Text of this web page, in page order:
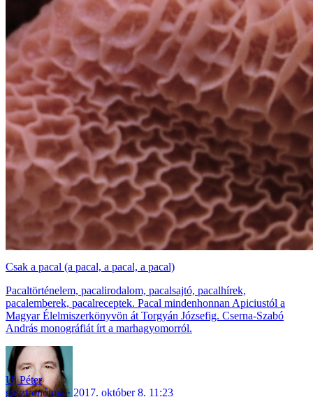
Csak a pacal (a pacal, a pacal, a pacal)
Pacaltörténelem, pacalirodalom, pacalsajtó, pacalhírek,
pacalemberek, pacalreceptek. Pacal mindenhonnan Apiciustól a
Magyar Élelmiszerkönyvön át Torgyán Józsefig. Cserna-Szabó
András monográfiát írt a marhagyomorról.
Uj Péter
gasztronómia
2017. október 8. 11:23